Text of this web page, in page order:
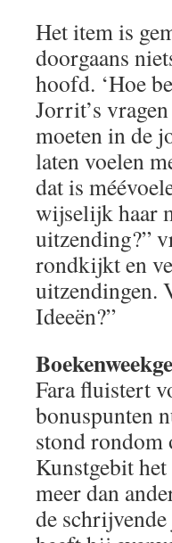
Het item is
doorgaans
hoofd. ‘Hoe
Jorrit’s
moeten in de
laten voelen
dat is
wijselijk haar
uitzending?”
rondkijkt en
uitzendingen.
Ideeën?”
Fara fluistert
bonuspunten
stond rondom
Kunstgebit
meer dan
de